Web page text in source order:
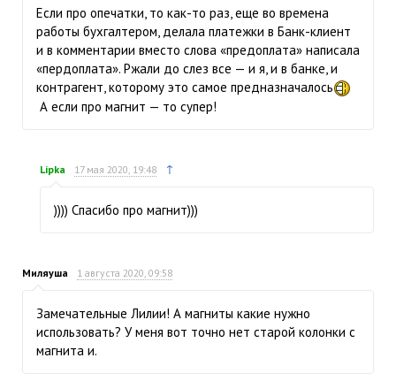
Если про опечатки, то как-то раз, еще во времена
работы бухгалтером, делала платежки в Банк-клиент
и в комментарии вместо слова «предоплата» написала
«пердоплата». Ржали до слез все — и я, и в банке, и
контрагент, которому это самое предназначалось
А если про магнит — то супер!
Lipka 17 мая 2020, 19:48 ↑
)))) Спасибо про магнит)))
Миляуша 1 августа 2020, 09:58
Замечательные Лилии! А магниты какие нужно
использовать? У меня вот точно нет старой колонки с
магнита и.